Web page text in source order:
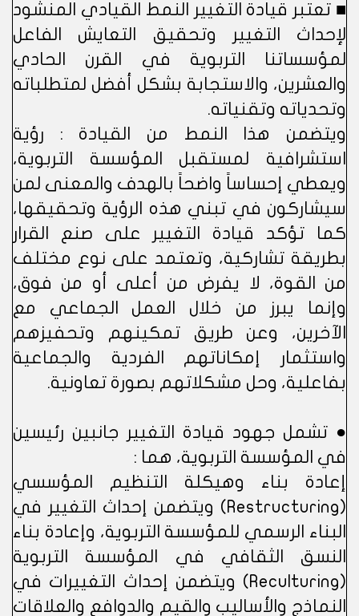
■ تعتبر قيادة التغيير النمط القيادي المنشود
لإحداث التغيير وتحقيق التعايش الفاعل
لمؤسساتنا التربوية في القرن الحادي
والعشرين، والاستجابة بشكل أفضل لمتطلباته
وتحدياته وتقنياته.
ويتضمن هذا النمط من القيادة : رؤية
استشرافية لمستقبل المؤسسة التربوية،
ويعطي إحساساً واضحاً بالهدف والمعنى لمن
سيشاركون في تبني هذه الرؤية وتحقيقها،
كما تؤكد قيادة التغيير على صنع القرار
بطريقة تشاركية، وتعتمد على نوع مختلف
من القوة، لا يفرض من أعلى أو من فوق،
وإنما يبرز من خلال العمل الجماعي مع
الآخرين، وعن طريق تمكينهم وتحفيزهم
واستثمار إمكاناتهم الفردية والجماعية
بفاعلية، وحل مشكلاتهم بصورة تعاونية.
● تشمل جهود قيادة التغيير جانبين رئيسين
في المؤسسة التربوية، هما :
إعادة بناء وهيكلة التنظيم المؤسسي
(Restructuring) ويتضمن إحداث التغيير في
البناء الرسمي للمؤسسة التربوية، وإعادة بناء
النسق الثقافي في المؤسسة التربوية
(Reculturing) ويتضمن إحداث التغييرات في
النماذج والأساليب والقيم والدوافع والعلاقات